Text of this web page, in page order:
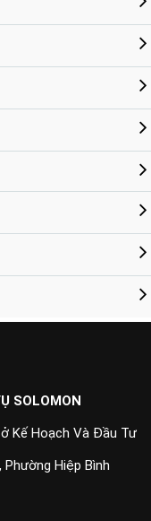
SOLOMON
Kế Hoạch Và Đầu Tư
Hiệp Bình